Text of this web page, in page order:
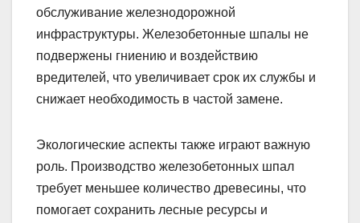
обслуживание железнодорожной
инфраструктуры. Железобетонные шпалы не
подвержены гниению и воздействию
вредителей, что увеличивает срок их службы и
снижает необходимость в частой замене.
Экологические аспекты также играют важную
роль. Производство железобетонных шпал
требует меньшее количество древесины, что
помогает сохранить лесные ресурсы и